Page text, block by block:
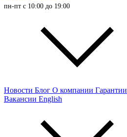
Испанские вина
Немецкие вина
Австрийские вина
Чилийские вина
Португальские вина
пн-пт с 10:00 до 19:00
Новости Блог О компании Гарантии
Вакансии English